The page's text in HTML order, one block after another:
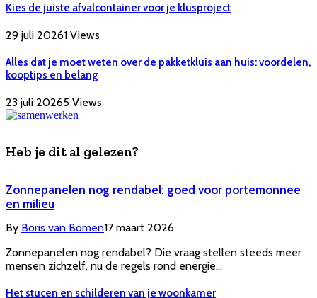
Kies de juiste afvalcontainer voor je klusproject
29 juli 20261 Views
Alles dat je moet weten over de pakketkluis aan huis: voordelen,
kooptips en belang
23 juli 20265 Views
Heb je dit al gelezen?
Zonnepanelen nog rendabel: goed voor portemonnee
en milieu
By Boris van Bomen17 maart 2026
Zonnepanelen nog rendabel? Die vraag stellen steeds meer
mensen zichzelf, nu de regels rond energie…
Het stucen en schilderen van je woonkamer